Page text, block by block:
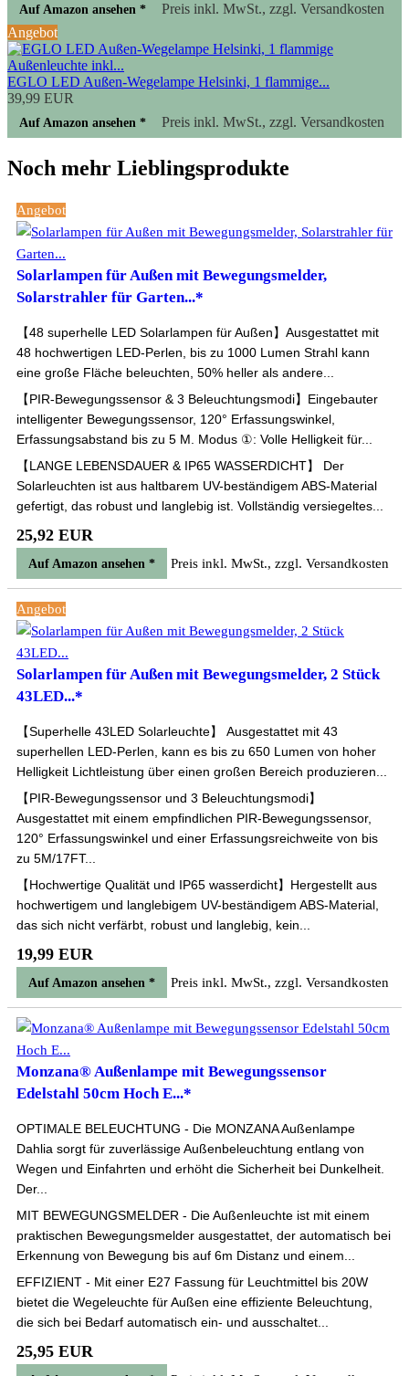
Auf Amazon ansehen *
Preis inkl. MwSt., zzgl. Versandkosten
Angebot
EGLO LED Außen-Wegelampe Helsinki, 1 flammige...
39,99 EUR
Auf Amazon ansehen * Preis inkl. MwSt., zzgl. Versandkosten
Noch mehr Lieblingsprodukte
Angebot
Solarlampen für Außen mit Bewegungsmelder,
Solarstrahler für Garten...*
【48 superhelle LED Solarlampen für Außen】Ausgestattet mit
48 hochwertigen LED-Perlen, bis zu 1000 Lumen Strahl kann
eine große Fläche beleuchten, 50% heller als andere...
【PIR-Bewegungssensor & 3 Beleuchtungsmodi】Eingebauter
intelligenter Bewegungssensor, 120° Erfassungswinkel,
Erfassungsabstand bis zu 5 M. Modus ①: Volle Helligkeit für...
【LANGE LEBENSDAUER & IP65 WASSERDICHT】 Der
Solarleuchten ist aus haltbarem UV-beständigem ABS-Material
gefertigt, das robust und langlebig ist. Vollständig versiegeltes...
25,92 EUR
Auf Amazon ansehen * Preis inkl. MwSt., zzgl. Versandkosten
Angebot
Solarlampen für Außen mit Bewegungsmelder, 2 Stück
43LED...*
【Superhelle 43LED Solarleuchte】 Ausgestattet mit 43
superhellen LED-Perlen, kann es bis zu 650 Lumen von hoher
Helligkeit Lichtleistung über einen großen Bereich produzieren...
【PIR-Bewegungssensor und 3 Beleuchtungsmodi】
Ausgestattet mit einem empfindlichen PIR-Bewegungssensor,
120° Erfassungswinkel und einer Erfassungsreichweite von bis
zu 5M/17FT...
【Hochwertige Qualität und IP65 wasserdicht】Hergestellt aus
hochwertigem und langlebigem UV-beständigem ABS-Material,
das sich nicht verfärbt, robust und langlebig, kein...
19,99 EUR
Auf Amazon ansehen * Preis inkl. MwSt., zzgl. Versandkosten
Monzana® Außenlampe mit Bewegungssensor
Edelstahl 50cm Hoch E...*
OPTIMALE BELEUCHTUNG - Die MONZANA Außenlampe
Dahlia sorgt für zuverlässige Außenbeleuchtung entlang von
Wegen und Einfahrten und erhöht die Sicherheit bei Dunkelheit.
Der...
MIT BEWEGUNGSMELDER - Die Außenleuchte ist mit einem
praktischen Bewegungsmelder ausgestattet, der automatisch bei
Erkennung von Bewegung bis auf 6m Distanz und einem...
EFFIZIENT - Mit einer E27 Fassung für Leuchtmittel bis 20W
bietet die Wegeleuchte für Außen eine effiziente Beleuchtung,
die sich bei Bedarf automatisch ein- und ausschaltet...
25,95 EUR